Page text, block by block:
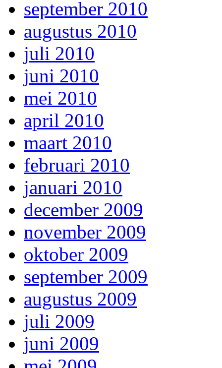
september 2010
augustus 2010
juli 2010
juni 2010
mei 2010
april 2010
maart 2010
februari 2010
januari 2010
december 2009
november 2009
oktober 2009
september 2009
augustus 2009
juli 2009
juni 2009